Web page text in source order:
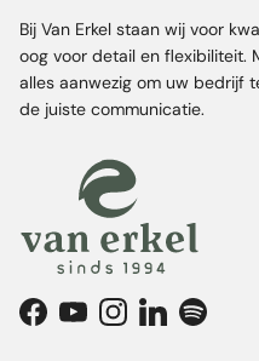
Bij Van Erkel staan wij voor
oog voor detail en flexibiliteit.
alles aanwezig om uw bedrijf
de juiste communicatie.
Facebook
YouTubeInstagram
LinkedInSpotify